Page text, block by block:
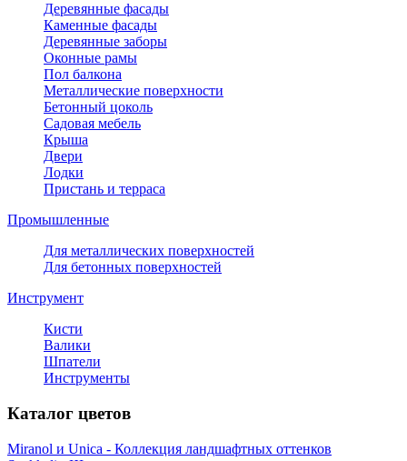
Деревянные фасады
Каменные фасады
Деревянные заборы
Оконные рамы
Пол балкона
Металлические поверхности
Бетонный цоколь
Садовая мебель
Крыша
Двери
Лодки
Пристань и терраса
Промышленные
Для металлических поверхностей
Для бетонных поверхностей
Инструмент
Кисти
Валики
Шпатели
Инструменты
Каталог цветов
Miranol и Unica - Коллекция ландшафтных оттенков